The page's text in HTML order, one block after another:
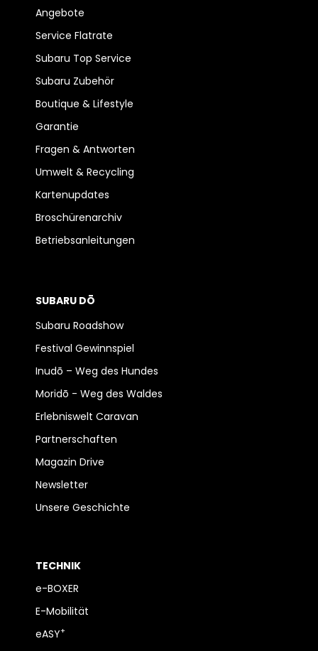
Angebote
Service Flatrate
Subaru Top Service
Subaru Zubehör
Boutique & Lifestyle
Garantie
Fragen & Antworten
Umwelt & Recycling
Kartenupdates
Broschürenarchiv
Betriebsanleitungen
SUBARU DŌ
Subaru Roadshow
Festival Gewinnspiel
Inudō – Weg des Hundes
Moridō - Weg des Waldes
Erlebniswelt Caravan
Partnerschaften
Magazin Drive
Newsletter
Unsere Geschichte
TECHNIK
e-BOXER
E-Mobilität
eASY+